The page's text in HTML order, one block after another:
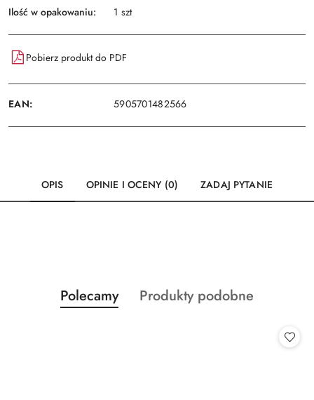
Ilość w opakowaniu: 1 szt
Pobierz produkt do PDF
EAN: 5905701482566
OPIS OPINIE I OCENY (0) ZADAJ PYTANIE
Pomiń karuzelę produktów
Produkty
o
Polecamy
Produkty
Produkty podobne